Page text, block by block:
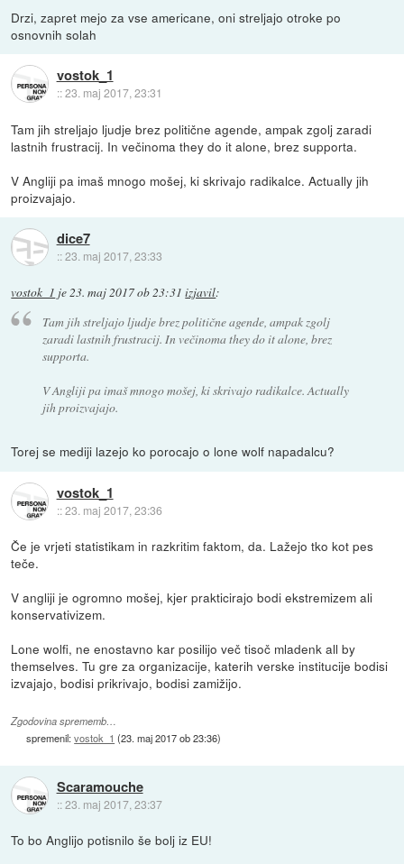
Drzi, zapret mejo za vse americane, oni streljajo otroke po
osnovnih solah
vostok_1
::23. maj 2017, 23:31
Tam jih streljajo ljudje brez politične agende, ampak zgolj zaradi
lastnih frustracij. In večinoma they do it alone, brez supporta.
V Angliji pa imaš mnogo mošej, ki skrivajo radikalce. Actually jih
proizvajajo.
dice7
::23. maj 2017, 23:33
vostok_1 je23. maj 2017 ob 23:31 izjavil:
Tam jih streljajo ljudje brez politične agende, ampak zgolj
zaradi lastnih frustracij. In večinoma they do it alone, brez
supporta.
V Angliji pa imaš mnogo mošej, ki skrivajo radikalce. Actually
jih proizvajajo.
Torej se mediji lazejo ko porocajo o lone wolf napadalcu?
vostok_1
::23. maj 2017, 23:36
Če je vrjeti statistikam in razkritim faktom, da. Lažejo tko kot pes
teče.
V angliji je ogromno mošej, kjer prakticirajo bodi ekstremizem ali
konservativizem.
Lone wolfi, ne enostavno kar posilijo več tisoč mladenk all by
themselves. Tu gre za organizacije, katerih verske institucije bodisi
izvajajo, bodisi prikrivajo, bodisi zamižijo.
Zgodovina sprememb…
spremenil:vostok_1 (23. maj 2017 ob 23:36)
Scaramouche
::23. maj 2017, 23:37
To bo Anglijo potisnilo še bolj iz EU!